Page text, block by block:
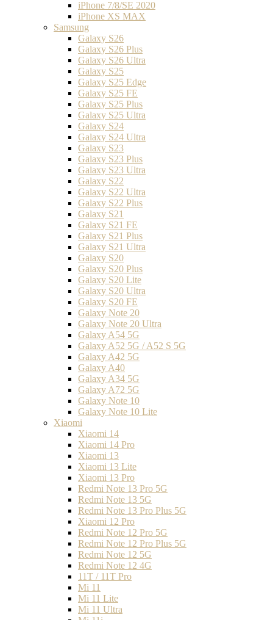
iPhone 7/8/SE 2020
iPhone XS MAX
Samsung
Galaxy S26
Galaxy S26 Plus
Galaxy S26 Ultra
Galaxy S25
Galaxy S25 Edge
Galaxy S25 FE
Galaxy S25 Plus
Galaxy S25 Ultra
Galaxy S24
Galaxy S24 Ultra
Galaxy S23
Galaxy S23 Plus
Galaxy S23 Ultra
Galaxy S22
Galaxy S22 Ultra
Galaxy S22 Plus
Galaxy S21
Galaxy S21 FE
Galaxy S21 Plus
Galaxy S21 Ultra
Galaxy S20
Galaxy S20 Plus
Galaxy S20 Lite
Galaxy S20 Ultra
Galaxy S20 FE
Galaxy Note 20
Galaxy Note 20 Ultra
Galaxy A54 5G
Galaxy A52 5G / A52 S 5G
Galaxy A42 5G
Galaxy A40
Galaxy A34 5G
Galaxy A72 5G
Galaxy Note 10
Galaxy Note 10 Lite
Xiaomi
Xiaomi 14
Xiaomi 14 Pro
Xiaomi 13
Xiaomi 13 Lite
Xiaomi 13 Pro
Redmi Note 13 Pro 5G
Redmi Note 13 5G
Redmi Note 13 Pro Plus 5G
Xiaomi 12 Pro
Redmi Note 12 Pro 5G
Redmi Note 12 Pro Plus 5G
Redmi Note 12 5G
Redmi Note 12 4G
11T / 11T Pro
Mi 11
Mi 11 Lite
Mi 11 Ultra